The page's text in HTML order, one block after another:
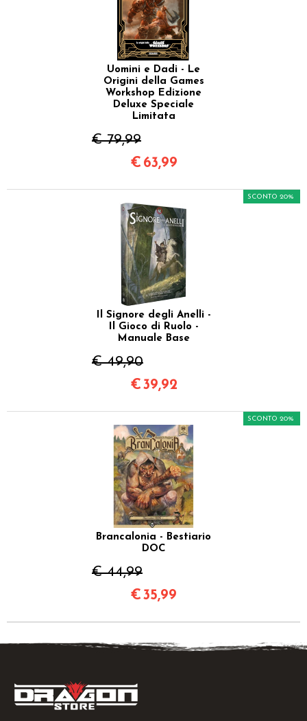
Uomini e Dadi - Le
Origini della Games
Workshop Edizione
Deluxe Speciale
Limitata
€ 79,99
€ 63,99
Il Signore degli Anelli -
Il Gioco di Ruolo -
Manuale Base
€ 49,90
SCONTO 20%
€39,92
Brancalonia - Bestiario
DOC
€ 44,99
SCONTO 20%
€35,99